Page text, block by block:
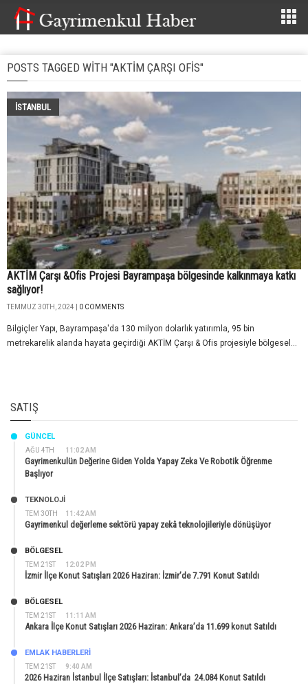
POSTS TAGGED WITH "AKTIM ÇARŞI OFIS"
İSTANBUL
AKTİM Çarşı &Ofis Projesi Bayrampaşa bölgesinde kalkınmaya katkı
sağlıyor!
TEMMUZ 30TH, 2024 | 0 COMMENTS
Bilgiçler Yapı, Bayrampaşa'da 130 milyon dolarlık yatırımla, 95 bin
metrekarelik alanda hayata geçirdiği AKTİM Çarşı & Ofis projesiyle bölgesel...
SATIŞ
AĞU 4TH 11:02 AM
GÜNCEL
Gayrimenkulün Değerine Giden Yolda Yapay Zeka Ve Robotik Öğrenme
Başlıyor
TEM 30TH 11:42 AM
TEKNOLOJİ
Gayrimenkul değerleme sektörü yapay zekâ teknolojileriyle dönüşüyor
TEM 21ST 12:02 PM
BÖLGESEL
İzmir İlçe Konut Satışları 2026 Haziran: İzmir’de 7.791 Konut Satıldı
TEM 21ST 11:11 AM
BÖLGESEL
Ankara İlçe Konut Satışları 2026 Haziran: Ankara’da 11.699 konut Satıldı
TEM 21ST 9:40 AM
EMLAK HABERLERI
2026 Haziran İstanbul İlçe Satışları: İstanbul’da 24.084 Konut Satıldı